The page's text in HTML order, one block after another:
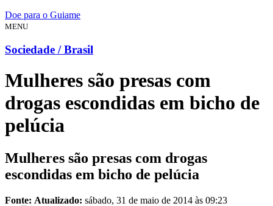
Doe para o Guiame
MENU
Sociedade / Brasil
Mulheres são presas com
drogas escondidas em bicho de
pelúcia
Mulheres são presas com drogas
escondidas em bicho de pelúcia
Fonte: Atualizado: sábado, 31 de maio de 2014 às 09:23